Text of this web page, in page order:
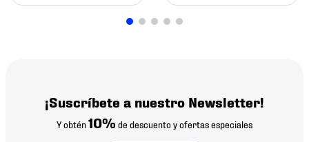
¡Suscríbete a nuestro Newsletter!
Y obtén10% de descuento y ofertas especiales